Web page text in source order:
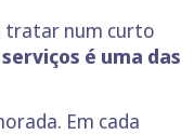
tratar num curto
é uma das
Em cada